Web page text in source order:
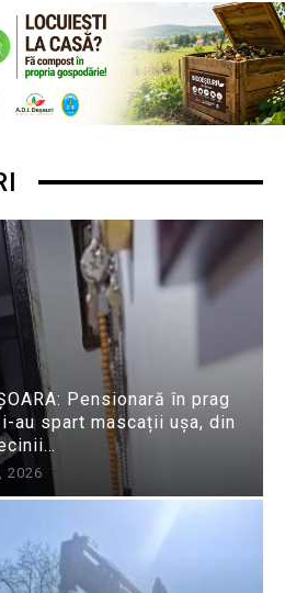
Pensionară în prag
au spart mascații ușa, din
2026